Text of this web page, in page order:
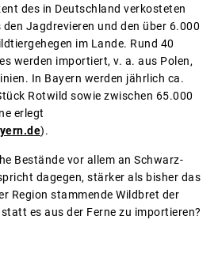
des in Deutschland verkosteten
Jagdrevieren und den über 6.000
im Lande. Rund 40
werden importiert, v. a. aus Polen,
In Bayern werden jährlich ca.
Rotwild sowie zwischen 65.000
erlegt
).
Bestände vor allem an Schwarz-
dagegen, stärker als bisher das
Region stammende Wildbret der
es aus der Ferne zu importieren?